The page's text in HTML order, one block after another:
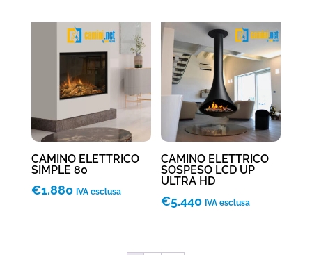
CAMINO ELETTRICO
SIMPLE 80
€1.880 IVA esclusa
CAMINO ELETTRICO
SOSPESO LCD UP
ULTRA HD
€5.440 IVA esclusa